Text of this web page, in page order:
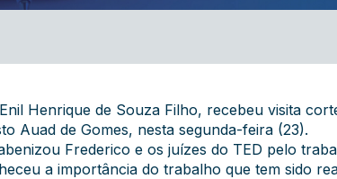
Henrique de Souza Filho, recebeu visita
Auad de Gomes, nesta segunda-feira (23).
Frederico e os juízes do TED pelo
a importância do trabalho que tem sido